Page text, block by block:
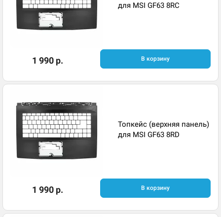
для MSI GF63 8RC
1 990 р. В корзину
Топкейс (верхняя панель)
для MSI GF63 8RD
1 990 р. В корзину